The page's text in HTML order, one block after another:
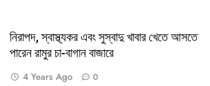
নিরাপদ, স্বাস্থ্যকর এবং সুস্বাদু খাবার খেতে আসতে
পারেন রামুর চা-বাগান বাজারে
4 Years Ago 0